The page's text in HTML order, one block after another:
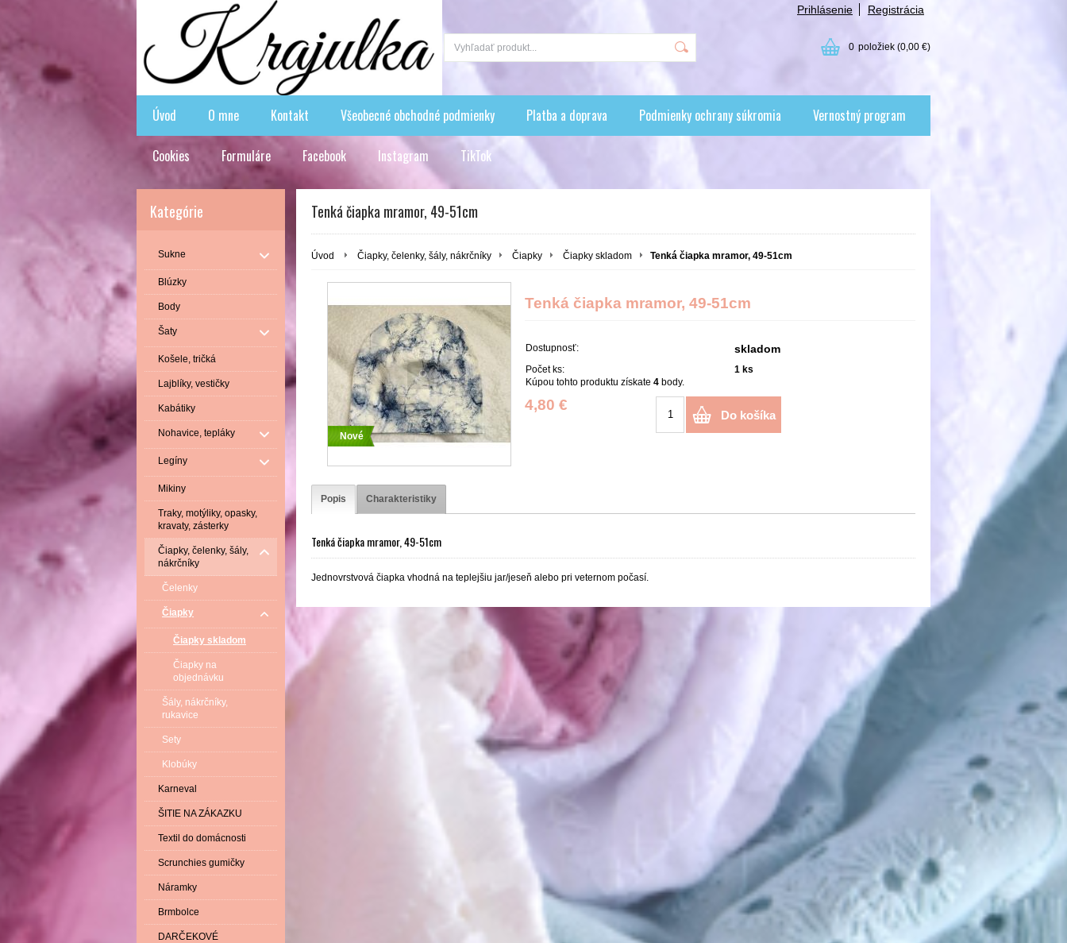
Prihlásenie Registrácia
0 položiek (0,00 €)
Úvod O mne Kontakt Všeobecné obchodné podmienky Platba a doprava Podmienky ochrany súkromia Vernostný program
Cookies Formuláre Facebook Instagram TikTok
Kategórie
Sukne
Blúzky
Body
Šaty
Košele, tričká
Lajblíky, vestičky
Kabátiky
Nohavice, tepláky
Legíny
Mikiny
Traky, motýliky, opasky,
kravaty, zásterky
Čiapky, čelenky, šály,
nákrčníky
Čelenky
Čiapky
Čiapky skladom
Čiapky na
objednávku
Šály, nákrčníky,
rukavice
Sety
Klobúky
Karneval
ŠITIE NA ZÁKAZKU
Textil do domácnosti
Scrunchies gumičky
Náramky
Brmbolce
DARČEKOVÉ
Tenká čiapka mramor, 49-51cm
Úvod Čiapky, čelenky, šály, nákrčníky Čiapky Čiapky skladom Tenká čiapka mramor, 49-51cm
Nové
Tenká čiapka mramor, 49-51cm
Dostupnosť: skladom
Počet ks: 1 ks
Kúpou tohto produktu získate 4 body.
4,80 €
Do košíka
Popis Charakteristiky
Tenká čiapka mramor, 49-51cm
Jednovrstvová čiapka vhodná na teplejšiu jar/jeseň alebo pri veternom počasí.